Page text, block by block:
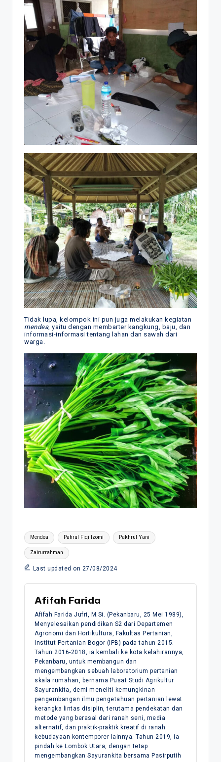
Tidak lupa, kelompok ini pun juga melakukan kegiatan
mendea, yaitu dengan membarter kangkung, baju, dan
informasi-informasi tentang lahan dan sawah dari
warga.
Tags:
Mendea Pahrul Fiqi Izomi Pakhrul Yani
Zairurrahman
Last updated on 27/08/2024
Afifah Farida
Afifah Farida Jufri, M.Si. (Pekanbaru, 25 Mei 1989),
Menyelesaikan pendidikan S2 dari Departemen
Agronomi dan Hortikultura, Fakultas Pertanian,
Institut Pertanian Bogor (IPB) pada tahun 2015.
Tahun 2016-2018, ia kembali ke kota kelahirannya,
Pekanbaru, untuk membangun dan
mengembangkan sebuah laboratorium pertanian
skala rumahan, bernama Pusat Studi Agrikultur
Sayurankita, demi meneliti kemungkinan
pengembangan ilmu pengetahuan pertanian lewat
kerangka lintas disiplin, terutama pendekatan dan
metode yang berasal dari ranah seni, media
alternatif, dan praktik-praktik kreatif di ranah
kebudayaan kontemporer lainnya. Tahun 2019, ia
pindah ke Lombok Utara, dengan tetap
mengembangkan Sayurankita bersama Pasirputih